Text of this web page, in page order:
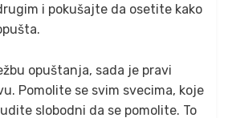
i pokušajte da osetite kako
opuštanja, sada je pravi
Pomolite se svim svecima, koje
slobodni da se pomolite. To